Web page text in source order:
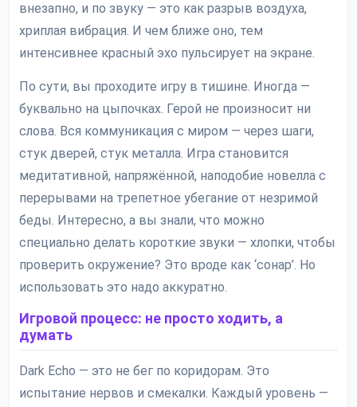
внезапно, и по звуку — это как разрыв воздуха,
хриплая вибрация. И чем ближе оно, тем
интенсивнее красный эхо пульсирует на экране.
По сути, вы проходите игру в тишине. Иногда —
буквально на цыпочках. Герой не произносит ни
слова. Вся коммуникация с миром — через шаги,
стук дверей, стук металла. Игра становится
медитативной, напряжённой, наподобие новелла с
перерывами на трепетное убегание от незримой
беды. Интересно, а вы знали, что можно
специально делать короткие звуки — хлопки, чтобы
проверить окружение? Это вроде как ‘сонар’. Но
использовать это надо аккуратно.
Игровой процесс: не просто ходить, а
думать
Dark Echo — это не бег по коридорам. Это
испытание нервов и смекалки. Каждый уровень —